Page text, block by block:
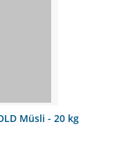
Müsli - 20 kg